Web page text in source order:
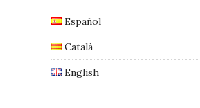
Español
Català
English